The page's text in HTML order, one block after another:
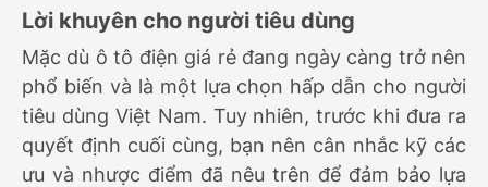
Lời khuyên cho người tiêu dùng
Mặc dù ô tô điện giá rẻ đang ngày càng trở nên
phổ biến và là một lựa chọn hấp dẫn cho người
tiêu dùng Việt Nam. Tuy nhiên, trước khi đưa ra
quyết định cuối cùng, bạn nên cân nhắc kỹ các
ưu và nhược điểm đã nêu trên để đảm bảo lựa